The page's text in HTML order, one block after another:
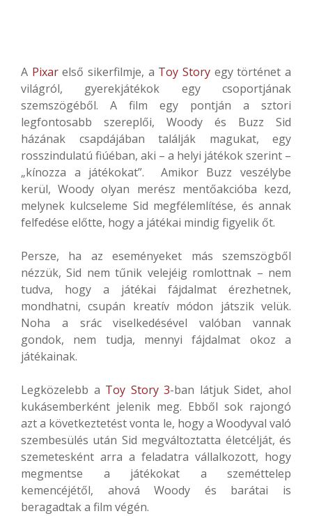
A Pixarelső sikerfilmje, a Toy Story egy történet a
világról, gyerekjátékok egy csoportjának
szemszögéből. A film egy pontján a sztori
legfontosabb szereplői, Woody és Buzz Sid
házának csapdájában találják magukat, egy
rosszindulatú fiúéban, aki – a helyi játékok szerint –
„kínozza a játékokat”. Amikor Buzz veszélybe
kerül, Woody olyan merész mentőakcióba kezd,
melynek kulcseleme Sid megfélemlítése, és annak
felfedése előtte, hogy a játékai mindig figyelik őt.
Persze, ha az eseményeket más szemszögből
nézzük, Sid nem tűnik velejéig romlottnak – nem
tudva, hogy a játékai fájdalmat érezhetnek,
mondhatni, csupán kreatív módon játszik velük.
Noha a srác viselkedésével valóban vannak
gondok, nem tudja, mennyi fájdalmat okoz a
játékainak.
Legközelebb a Toy Story 3-ban látjuk Sidet, ahol
kukásemberként jelenik meg. Ebből sok rajongó
azt a következtetést vonta le, hogy a Woodyval való
szembesülés után Sid megváltoztatta életcélját, és
szemetesként arra a feladatra vállalkozott, hogy
megmentse a játékokat a szeméttelep
kemencéjétől, ahová Woody és barátai is
beragadtak a film végén.